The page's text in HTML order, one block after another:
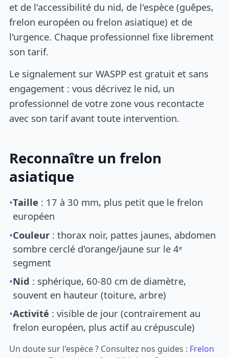
et de l'accessibilité du nid, de l'espèce (guêpes,
frelon européen ou frelon asiatique) et de
l'urgence. Chaque professionnel fixe librement
son tarif.
Le signalement sur WASPP est gratuit et sans
engagement : vous décrivez le nid, un
professionnel de votre zone vous recontacte
avec son tarif avant toute intervention.
Reconnaître un frelon
asiatique
•Taille : 17 à 30 mm, plus petit que le frelon
européen
•Couleur : thorax noir, pattes jaunes, abdomen
sombre cerclé d'orange/jaune sur le 4ᵉ
segment
•Nid : sphérique, 60-80 cm de diamètre,
souvent en hauteur (toiture, arbre)
•Activité : visible de jour (contrairement au
frelon européen, plus actif au crépuscule)
Un doute sur l'espèce ? Consultez nos guides : Frelon